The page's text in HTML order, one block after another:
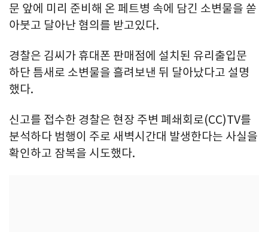
문 앞에 미리 준비해 온 페트병 속에 담긴 소변물을 쏟
아붓고 달아난 혐의를 받고있다.
경찰은 김씨가 휴대폰 판매점에 설치된 유리출입문
하단 틈새로 소변물을 흘려보낸 뒤 달아났다고 설명
했다.
신고를 접수한 경찰은 현장 주변 폐쇄회로(CC)TV를
분석하다 범행이 주로 새벽시간대 발생한다는 사실을
확인하고 잠복을 시도했다.